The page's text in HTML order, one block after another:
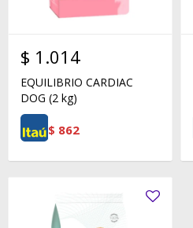
$ 1.014
EQUILIBRIO CARDIAC
DOG (2 kg)
$ 862